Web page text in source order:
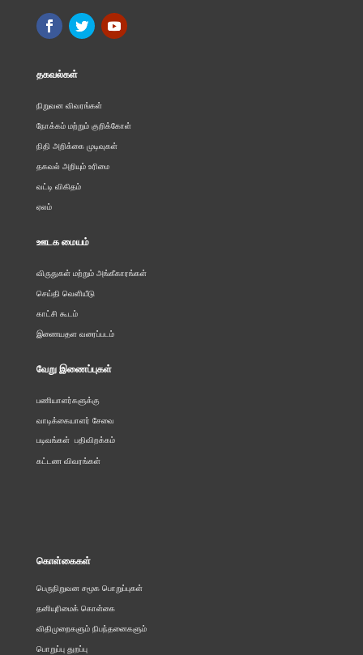
தகவல்கள்
நிறுவன விவரங்கள்
நோக்கம் மற்றும் குறிக்கோள்
நிதி அறிக்கை முடிவுகள்
தகவல் அறியும் உரிமை
வட்டி விகிதம்
ஏலம்
ஊடக மையம்
விருதுகள் மற்றும் அங்கீகாரங்கள்
செய்தி வெளியீடு
காட்சி கூடம்
இணையதள வரைப்படம்
வேறு இணைப்புகள்
பணியாளர்களுக்கு
வாடிக்கையாளர் சேவை
படிவங்கள் பதிவிறக்கம்
கட்டண விவரங்கள்
கொள்கைகள்
பெருநிறுவன சமூக பொறுப்புகள்
தனியுரிமைக் கொள்கை
விதிமுறைகளும் நிபந்தனைகளும்
பொறுப்பு துறப்பு